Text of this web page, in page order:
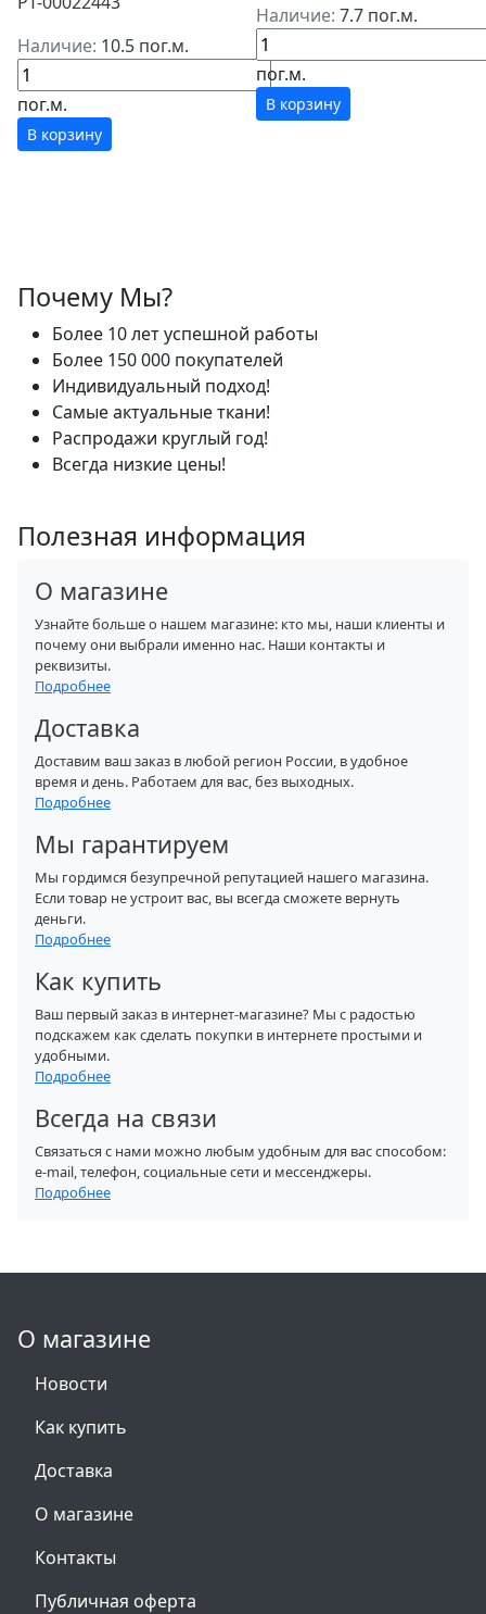
Наличие: 10.5 пог.м.
пог.м.
В корзину
Наличие: 7.7 пог.м.
пог.м.
В корзину
Почему Мы?
Более 10 лет успешной работы
Более 150 000 покупателей
Индивидуальный подход!
Самые актуальные ткани!
Распродажи круглый год!
Всегда низкие цены!
Полезная информация
О магазине
Узнайте больше о нашем магазине: кто мы, наши клиенты и
почему они выбрали именно нас. Наши контакты и
реквизиты.
Подробнее
Доставка
Доставим ваш заказ в любой регион России, в удобное
время и день. Работаем для вас, без выходных.
Подробнее
Мы гарантируем
Мы гордимся безупречной репутацией нашего магазина.
Если товар не устроит вас, вы всегда сможете вернуть
деньги.
Подробнее
Как купить
Ваш первый заказ в интернет-магазине? Мы с радостью
подскажем как сделать покупки в интернете простыми и
удобными.
Подробнее
Всегда на связи
Связаться с нами можно любым удобным для вас способом:
e-mail, телефон, социальные сети и мессенджеры.
Подробнее
О магазине
Новости
Как купить
Доставка
О магазине
Контакты
Публичная оферта